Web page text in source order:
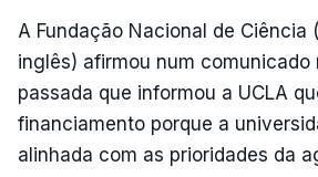
A Fundação Nacional de Ciência
inglês) afirmou num comunicado
passada que informou a UCLA
financiamento porque a
alinhada com as prioridades da